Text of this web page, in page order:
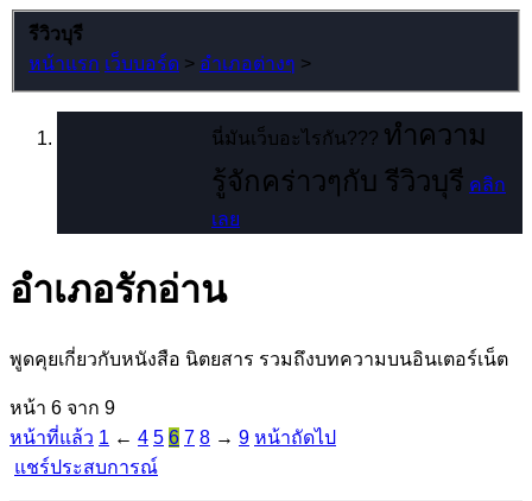
รีวิวบุรี
หน้าแรก เว็บบอร์ด > อำเภอต่างๆ >
นี่มันเว็บอะไรกัน??? ทำความ
รู้จักคร่าวๆกับ รีวิวบุรี คลิก
เลย
อำเภอรักอ่าน
พูดคุยเกี่ยวกับหนังสือ นิตยสาร รวมถึงบทความบนอินเตอร์เน็ต
หน้า 6 จาก 9
หน้าที่แล้ว 1 ← 4 5 6 7 8 → 9 หน้าถัดไป
แชร์ประสบการณ์